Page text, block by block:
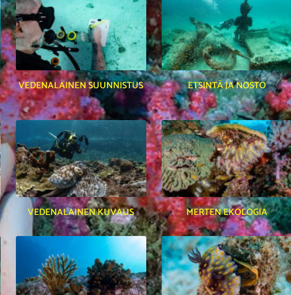
VEDENALAINEN SUUNNISTUS ETSINTÄ JA NOSTO
VEDENALAINEN KUVAUS MERTEN EKOLOGIA